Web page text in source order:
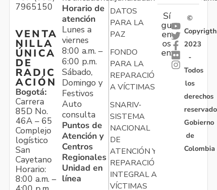
7965150
VENTA
NILLA
ÚNICA
DE
RADIC
ACIÓN
Bogotá:
Carrera
85D No.
46A – 65
Complejo
logístico
San
Cayetano
Horario:
8:00 a.m. –
Horario de
atención
Lunes a
viernes
8:00 a.m. –
6:00 p.m.
Sábado,
Domingo y
Festivos
Auto
consulta
Puntos de
Atención y
Centros
Regionales
Unidad en
línea
DATOS
PARA LA
PAZ
FONDO
PARA LA
REPARACIÓN
A VÍCTIMAS
SNARIV-
SISTEMA
NACIONAL
DE
ATENCIÓN Y
REPARACIÓN
INTEGRAL A
VÍCTIMAS
Sí
gu
en
os
en:
©
Copyrigth
2023
-
Todos
los
derechos
Gobierno
de
Colombia